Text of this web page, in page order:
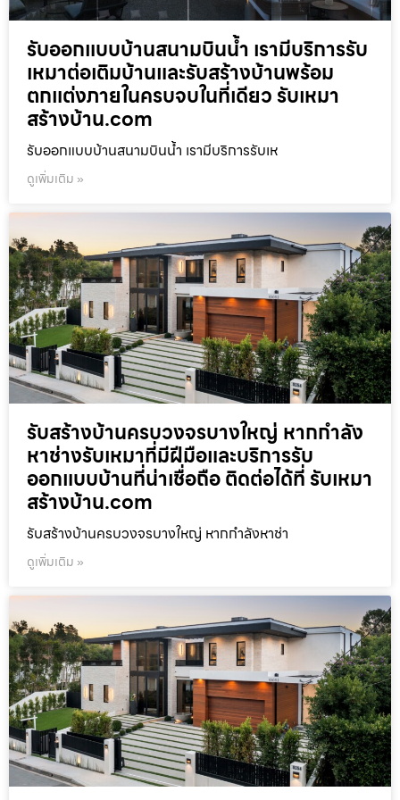
รับออกแบบบ้านสนามบินน้ำ เรามีบริการรับ
เหมาต่อเติมบ้านและรับสร้างบ้านพร้อม
ตกแต่งภายในครบจบในที่เดียว รับเหมา
สร้างบ้าน.com
รับออกแบบบ้านสนามบินน้ำ เรามีบริการรับเห
ดูเพิ่มเติม »
รับสร้างบ้านครบวงจรบางใหญ่ หากกำลัง
หาช่างรับเหมาที่มีฝีมือและบริการรับ
ออกแบบบ้านที่น่าเชื่อถือ ติดต่อได้ที่ รับเหมา
สร้างบ้าน.com
รับสร้างบ้านครบวงจรบางใหญ่ หากกำลังหาช่า
ดูเพิ่มเติม »